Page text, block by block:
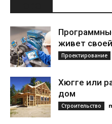
живет
Проектирование
Хюгге или
дом
Строительство